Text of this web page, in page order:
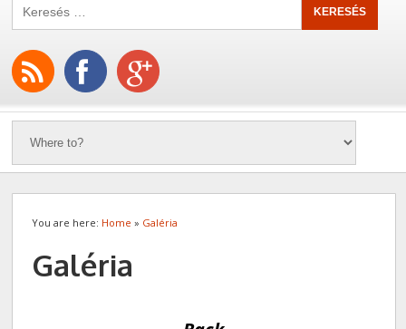
You are here: Home » Galéria
Galéria